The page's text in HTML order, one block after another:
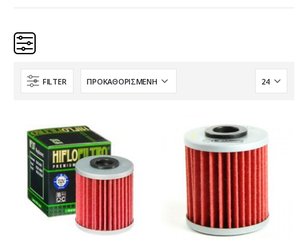
Κατηγορίες
Προϊόν Προέλευση
Aftermarket Aftermarket
On sale
FILTER